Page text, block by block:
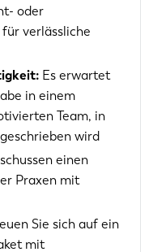
oder
verlässliche
Es erwartet
in einem
Team, in
wird
einen
Praxen mit
Sie sich auf ein
mit